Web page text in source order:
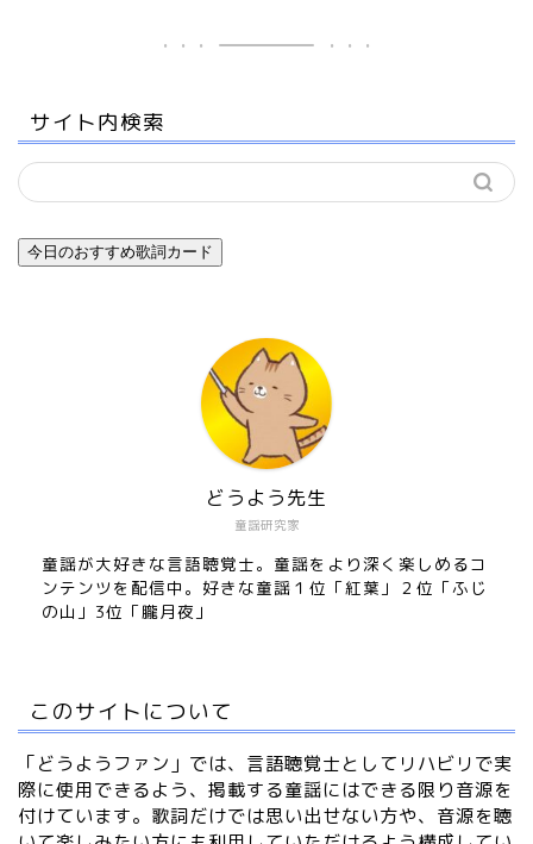
サイト内検索
今日のおすすめ歌詞カード
童謡研究家
どうよう先生
童謡が大好きな言語聴覚士。童謡をより深く楽しめるコ
ンテンツを配信中。好きな童謡１位「紅葉」２位「ふじ
の山」3位「朧月夜」
このサイトについて
「どうようファン」では、言語聴覚士としてリハビリで実
際に使用できるよう、掲載する童謡にはできる限り音源を
付けています。歌詞だけでは思い出せない方や、音源を聴